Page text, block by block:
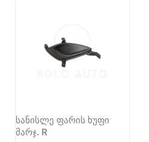
სანისლე ფარის ხუფი
მარჯ. R